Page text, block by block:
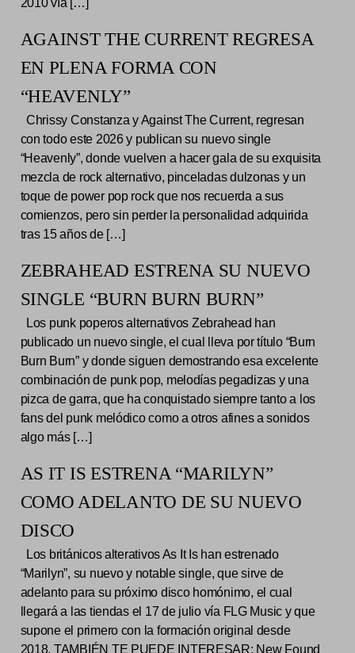
AGAINST THE CURRENT REGRESA
EN PLENA FORMA CON
“HEAVENLY”
Chrissy Constanza y Against The Current, regresan
con todo este 2026 y publican su nuevo single
“Heavenly”, donde vuelven a hacer gala de su exquisita
mezcla de rock alternativo, pinceladas dulzonas y un
toque de power pop rock que nos recuerda a sus
comienzos, pero sin perder la personalidad adquirida
tras 15 años de […]
ZEBRAHEAD ESTRENA SU NUEVO
SINGLE “BURN BURN BURN”
Los punk poperos alternativos Zebrahead han
publicado un nuevo single, el cual lleva por título “Burn
Burn Burn” y donde siguen demostrando esa excelente
combinación de punk pop, melodías pegadizas y una
pizca de garra, que ha conquistado siempre tanto a los
fans del punk melódico como a otros afines a sonidos
algo más […]
AS IT IS ESTRENA “MARILYN”
COMO ADELANTO DE SU NUEVO
DISCO
Los británicos alterativos As It Is han estrenado
“Marilyn”, su nuevo y notable single, que sirve de
adelanto para su próximo disco homónimo, el cual
llegará a las tiendas el 17 de julio vía FLG Music y que
supone el primero con la formación original desde
2018. TAMBIÉN TE PUEDE INTERESAR: New Found